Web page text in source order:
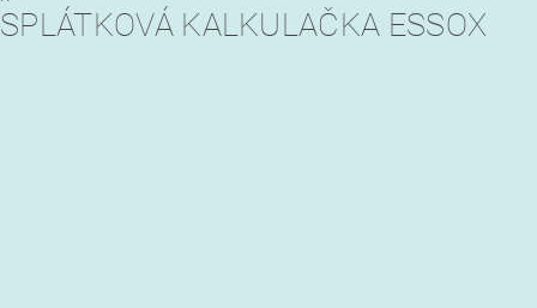
SPLÁTKOVÁ KALKULAČKA ESSOX